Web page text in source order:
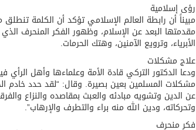
رؤى إسلامية
مبيناً أن رابطة العالم الإسلامي تؤكد أن الكلمة
مقدمتها البعد عن الإسلام، وظهور الفكر المنحرف
الأبرياء، وترويع الآمنين، وهتك الحرمات.
علاج مشكلات
ودعا الدكتور التركي قادة الأمة وعلماءها وأهل
مشكلات المسلمين بعين بصيرة. وقال: “لقد حدد خادم
عن الدين وتشويه مبادئه والعبث بمقاصده والنزاع
وتحركاته، ودين الله منه براء والتطرف والإرهاب”.
فكر منحرف